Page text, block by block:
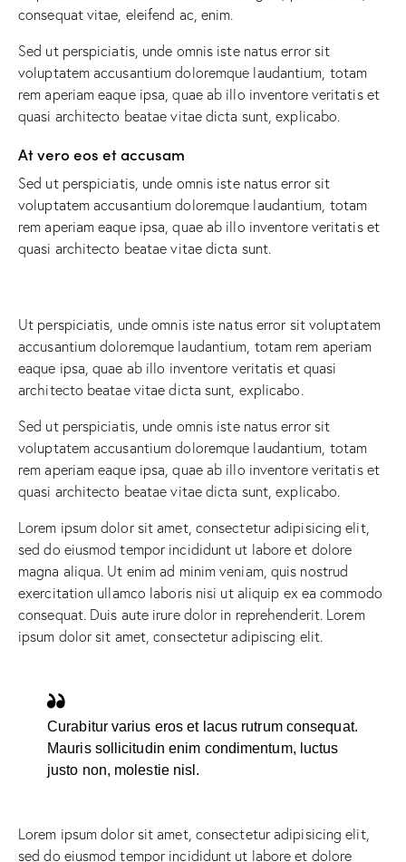
consequat vitae, eleifend ac, enim.
Sed ut perspiciatis, unde omnis iste natus error sit
voluptatem accusantium doloremque laudantium, totam
rem aperiam eaque ipsa, quae ab illo inventore veritatis et
quasi architecto beatae vitae dicta sunt, explicabo.
At vero eos et accusam
Sed ut perspiciatis, unde omnis iste natus error sit
voluptatem accusantium doloremque laudantium, totam
rem aperiam eaque ipsa, quae ab illo inventore veritatis et
quasi architecto beatae vitae dicta sunt.
Ut perspiciatis, unde omnis iste natus error sit voluptatem
accusantium doloremque laudantium, totam rem aperiam
eaque ipsa, quae ab illo inventore veritatis et quasi
architecto beatae vitae dicta sunt, explicabo.
Sed ut perspiciatis, unde omnis iste natus error sit
voluptatem accusantium doloremque laudantium, totam
rem aperiam eaque ipsa, quae ab illo inventore veritatis et
quasi architecto beatae vitae dicta sunt, explicabo.
Lorem ipsum dolor sit amet, consectetur adipisicing elit,
sed do eiusmod tempor incididunt ut labore et dolore
magna aliqua. Ut enim ad minim veniam, quis nostrud
exercitation ullamco laboris nisi ut aliquip ex ea commodo
consequat. Duis aute irure dolor in reprehenderit. Lorem
ipsum dolor sit amet, consectetur adipiscing elit.
Curabitur varius eros et lacus rutrum consequat.
Mauris sollicitudin enim condimentum, luctus
justo non, molestie nisl.
Lorem ipsum dolor sit amet, consectetur adipisicing elit,
sed do eiusmod tempor incididunt ut labore et dolore